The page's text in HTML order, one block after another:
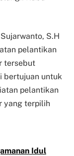
S.H
pelantikan
tersebut
bertujuan untuk
pelantikan
yang terpilih
Idul